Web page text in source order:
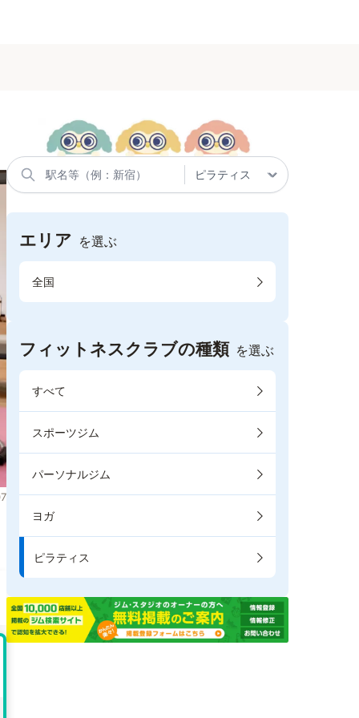
エリア を選ぶ
全国
フィットネスクラブの種類 を選ぶ
すべて
スポーツジム
パーソナルジム
ヨガ
ピラティス